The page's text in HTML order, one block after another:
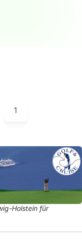
1
Holstein für